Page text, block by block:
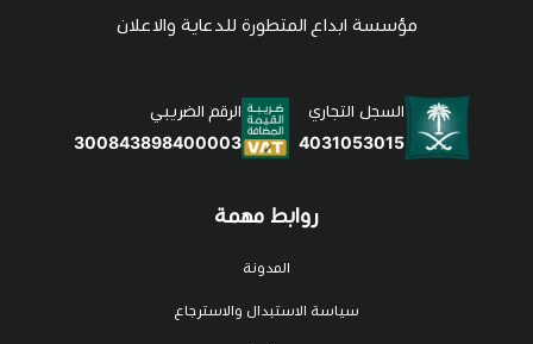
روابط مهمة
المدونة
سياسة الاستبدال والاسترجاع
مؤسسة ابداع المتطورة للدعاية والاعلان
السجل التجاري
4031053015
الرقم الضريبي
300843898400003